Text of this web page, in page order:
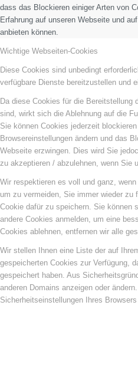
dass das Blockieren einiger Arten von
Erfahrung auf unseren Webseite und
anbieten können.
Wichtige Webseiten-Cookies
Diese Cookies sind unbedingt
verfügbare Dienste bereitzustellen und
Da diese Cookies für die Bereitstellung
sind, wirkt sich die Ablehnung auf die
Sie können Cookies jederzeit
Browsereinstellungen ändern und das
Webseite erzwingen. Dies wird Sie
zu akzeptieren / abzulehnen, wenn Sie
Wir respektieren es voll und ganz,
um zu vermeiden, Sie immer wieder zu
Cookie dafür zu speichern. Sie können
andere Cookies anmelden, um eine
Cookies ablehnen, entfernen wir alle
Wir stellen Ihnen eine Liste der auf
gespeicherten Cookies zur Verfügung,
gespeichert haben. Aus
anderen Domains anzeigen oder
Sicherheitseinstellungen Ihres Browsers